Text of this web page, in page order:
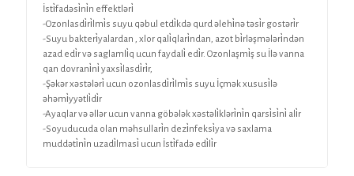
İsti̇fadəsi̇ni̇n effektləri̇
-Ozonlasdi̇ri̇lmi̇s suyu qəbul etdi̇kdə qurd əlehi̇nə təsi̇r gostəri̇r
-Suyu bakteri̇yalardan , xlor qali̇qlari̇ndan, azot bi̇rləşmələri̇ndən
azad edi̇r və saglamli̇q ucun faydali̇ edi̇r. Ozonlaşmi̇ş su İlə vanna
qan dovrani̇ni̇ yaxsi̇lasdi̇ri̇r,
-Şəkər xəstələri̇ ucun ozonlasdi̇ri̇lmi̇s suyu İçmək xususi̇lə
əhəmi̇yyətli̇di̇r
-Ayaqlar və əllər ucun vanna göbələk xəstəli̇kləri̇ni̇n qarsi̇si̇ni̇ ali̇r
-Soyuducuda olan məhsullari̇n dezi̇nfeksi̇ya və saxlama
muddəti̇ni̇n uzadi̇lmasi̇ ucun İsti̇fadə edi̇li̇r